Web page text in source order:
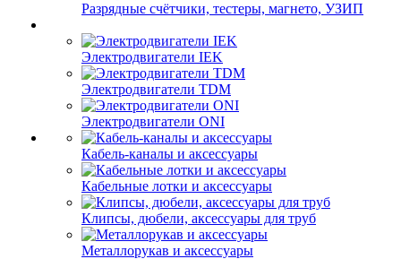
Разрядные счётчики, тестеры, магнето, УЗИП
Электродвигатели IEK
Электродвигатели TDM
Электродвигатели ONI
Кабель-каналы и аксессуары
Кабельные лотки и аксессуары
Клипсы, дюбели, аксессуары для труб
Металлорукав и аксессуары